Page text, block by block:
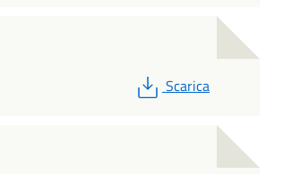
PDF
Scarica